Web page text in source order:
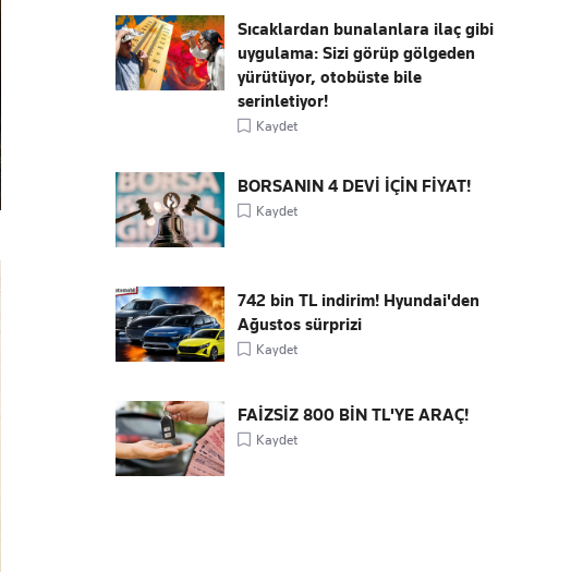
Sıcaklardan bunalanlara ilaç gibi
uygulama: Sizi görüp gölgeden
yürütüyor, otobüste bile
serinletiyor!
Kaydet
BORSANIN 4 DEVİ İÇİN FİYAT!
Kaydet
742 bin TL indirim! Hyundai'den
Ağustos sürprizi
Kaydet
FAİZSİZ 800 BİN TL'YE ARAÇ!
Kaydet